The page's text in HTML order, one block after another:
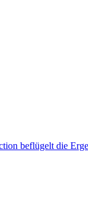
beflügelt die